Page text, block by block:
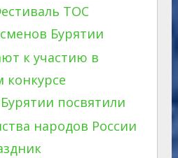
ТОС
Бурятии
к участию в
посвятили
народов России